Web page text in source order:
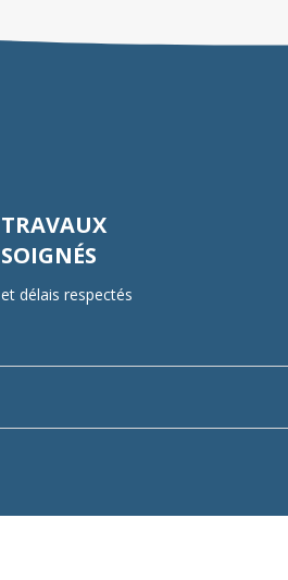
TRAVAUX
SOIGNÉS
et délais respectés